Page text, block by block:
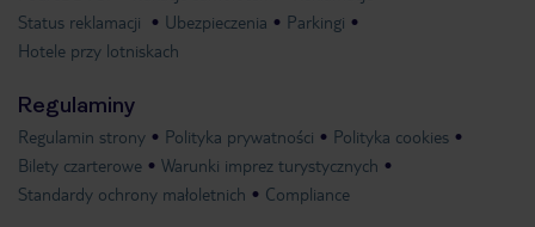
Status reklamacji
Ubezpieczenia
Parkingi
Hotele przy lotniskach
Regulaminy
Regulamin strony Polityka prywatności
Polityka cookies
Bilety czarterowe
Warunki imprez turystycznych
Standardy ochrony małoletnich
Compliance